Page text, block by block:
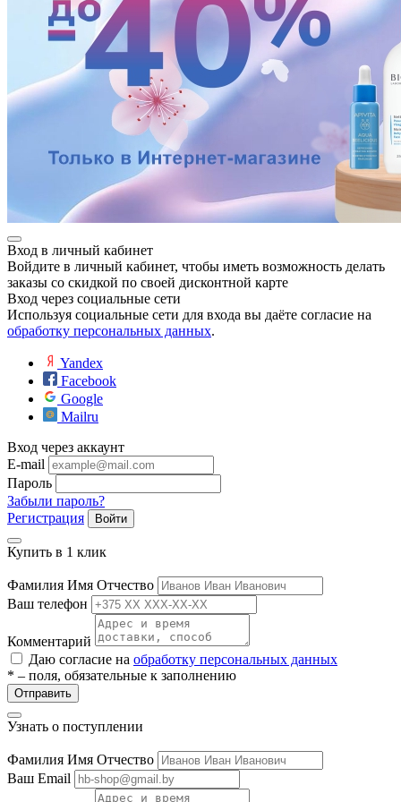
Вход в личный кабинет
Войдите в личный кабинет, чтобы иметь возможность делать
заказы со скидкой по своей дисконтной карте
Вход через социальные сети
Используя социальные сети для входа вы даёте согласие на
обработку персональных данных.
Yandex
Facebook
Google
Mailru
Вход через аккаунт
E-mail
Пароль
Забыли пароль?
Регистрация
Войти
Купить в 1 клик
Фамилия Имя Отчество
Ваш телефон
Комментарий
Даю согласие на обработку персональных данных
* – поля, обязательные к заполнению
Отправить
Узнать о поступлении
Фамилия Имя Отчество
Ваш Email